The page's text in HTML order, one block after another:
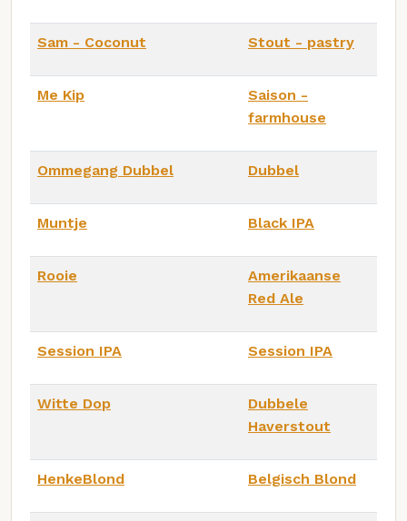
Sam - Coconut Stout - pastry
Me Kip
Saison -
farmhouse
Ommegang Dubbel Dubbel
Muntje Black IPA
Rooie
Amerikaanse
Red Ale
Session IPA Session IPA
Witte Dop
Dubbele
Haverstout
HenkeBlond Belgisch Blond